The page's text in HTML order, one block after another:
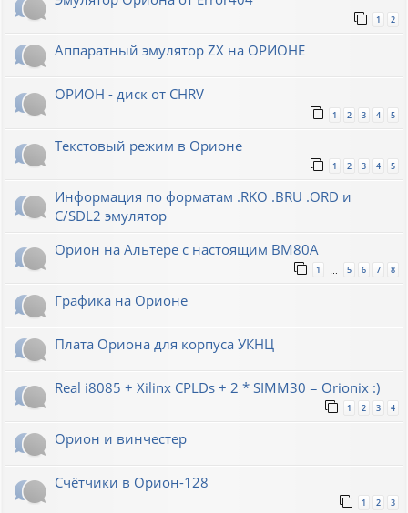
1 2
Аппаратный эмулятор ZX на ОРИОНЕ
ОРИОН - диск от CHRV
1 2 3 4 5
Текстовый режим в Орионе
1 2 3 4 5
Информация по форматам .RKO .BRU .ORD и
С/SDL2 эмулятор
Орион на Альтере с настоящим ВМ80А
1 5 6 7 8
Графика на Орионе
Плата Ориона для корпуса УКНЦ
Real i8085 + Xilinx CPLDs + 2 * SIMM30 = Orionix :)
1 2 3 4
Орион и винчестер
Счётчики в Орион-128
1 2 3